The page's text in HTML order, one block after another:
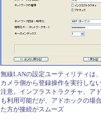
無線LANの設定ユーティリティは
カメラ側から登録操作を実行しな
注意。インフラストラクチャ、ア
も利用可能だが、アドホックの場
た方が接続がスムーズ